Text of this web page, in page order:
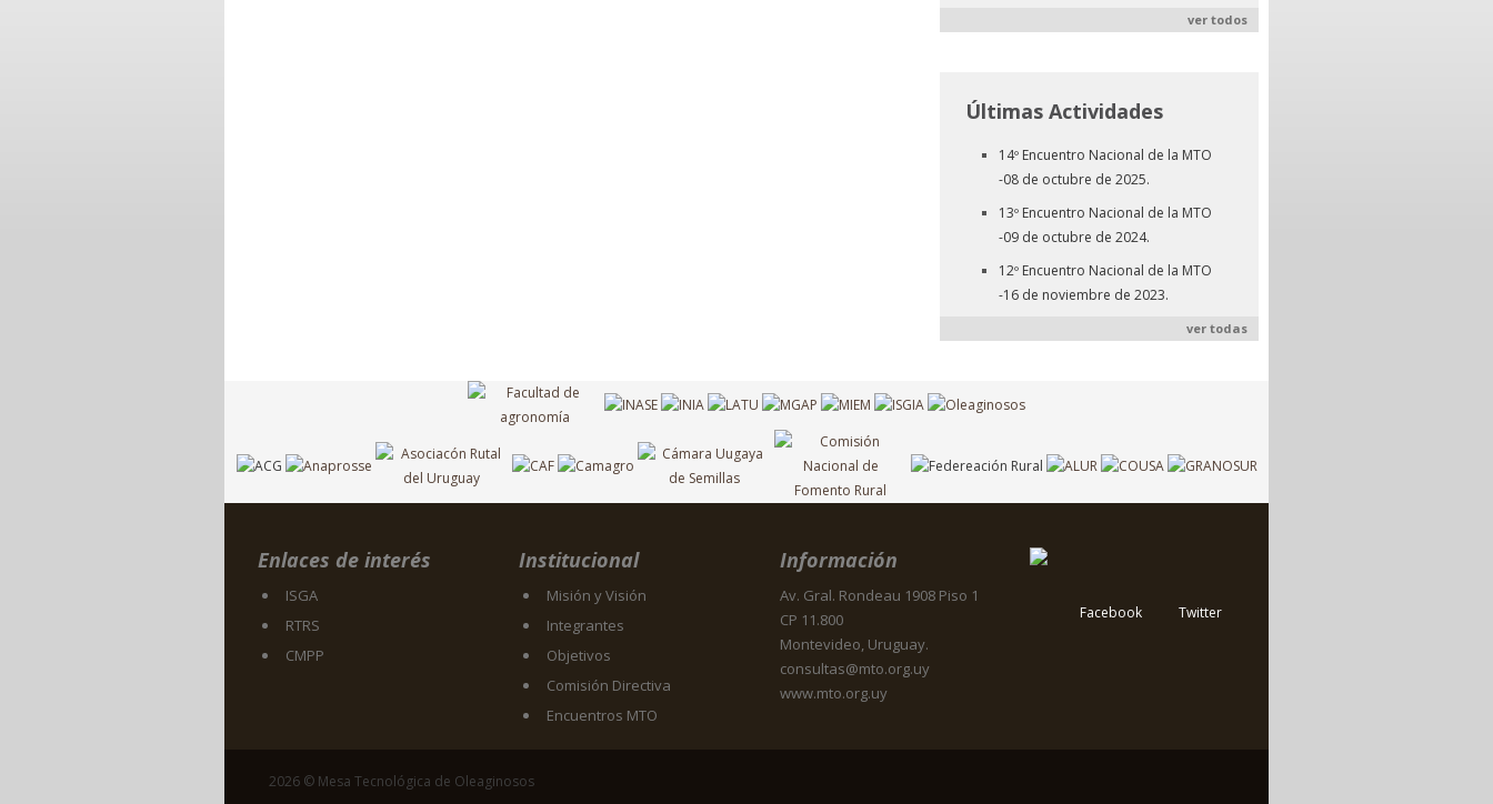
ver todos
Últimas Actividades
14º Encuentro Nacional de la MTO
-08 de octubre de 2025.
13º Encuentro Nacional de la MTO
-09 de octubre de 2024.
12º Encuentro Nacional de la MTO
-16 de noviembre de 2023.
ver todas
Enlaces de interés
ISGA
RTRS
CMPP
Institucional
Misión y Visión
Integrantes
Objetivos
Comisión Directiva
Encuentros MTO
Información
Av. Gral. Rondeau 1908 Piso 1
CP 11.800
Montevideo, Uruguay.
consultas@mto.org.uy
www.mto.org.uy
Facebook Twitter
2026 © Mesa Tecnológica de Oleaginosos